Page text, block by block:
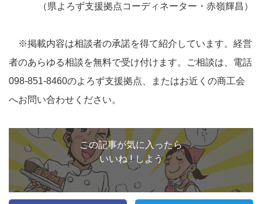
（県よろず支援拠点コーディネーター・赤嶺輝昌）
※掲載内容は相談者の承諾を得て紹介しています。経営
者のあらゆる相談を無料で受け付けます。ご相談は、電話
098-851-8460のよろず支援拠点、またはお近くの商工会
へお問い合わせください。
この記事が気に入ったら
いいね ! しよう